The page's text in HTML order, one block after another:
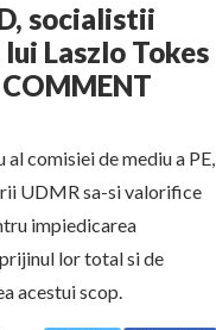
socialistii
Laszlo Tokes
al comisiei de mediu a PE,
UDMR sa-si valorifice
impiedicarea
lor total si de
acestui scop.